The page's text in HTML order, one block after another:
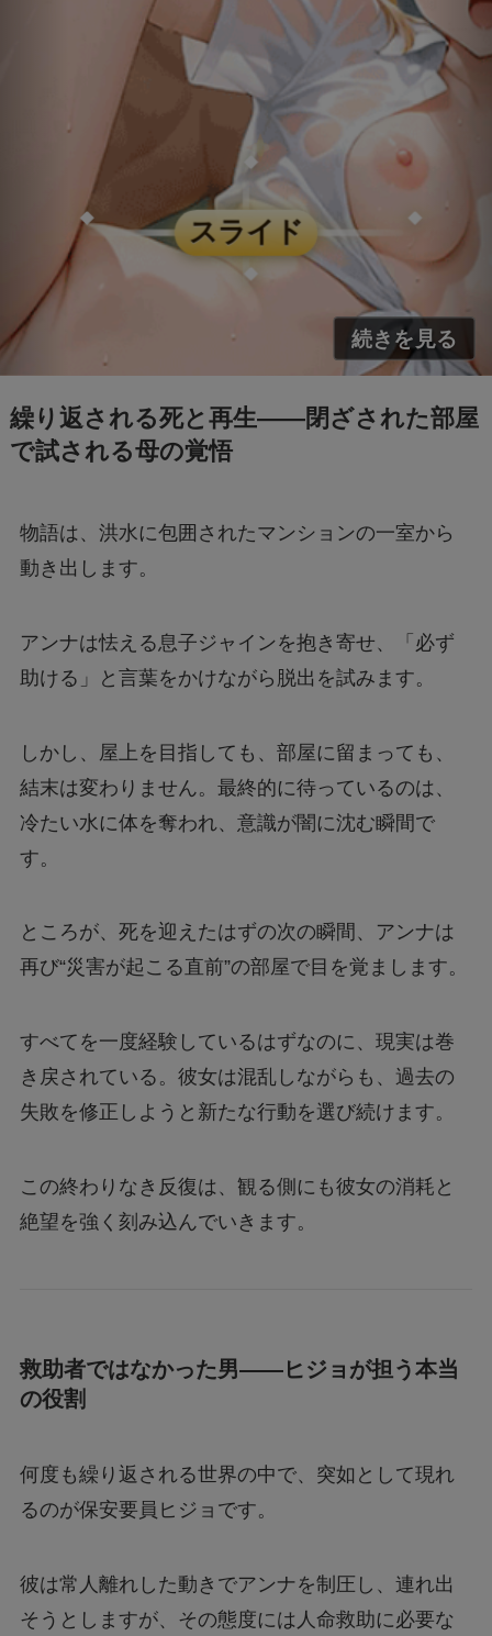
繰り返される死と再生――閉ざされた部屋
で試される母の覚悟
物語は、洪水に包囲されたマンションの一室から
動き出します。
アンナは怯える息子ジャインを抱き寄せ、「必ず
助ける」と言葉をかけながら脱出を試みます。
しかし、屋上を目指しても、部屋に留まっても、
結末は変わりません。最終的に待っているのは、
冷たい水に体を奪われ、意識が闇に沈む瞬間で
す。
ところが、死を迎えたはずの次の瞬間、アンナは
再び“災害が起こる直前”の部屋で目を覚まします。
すべてを一度経験しているはずなのに、現実は巻
き戻されている。彼女は混乱しながらも、過去の
失敗を修正しようと新たな行動を選び続けます。
この終わりなき反復は、観る側にも彼女の消耗と
絶望を強く刻み込んでいきます。
救助者ではなかった男――ヒジョが担う本当
の役割
何度も繰り返される世界の中で、突如として現れ
るのが保安要員ヒジョです。
彼は常人離れした動きでアンナを制圧し、連れ出
そうとしますが、その態度には人命救助に必要な